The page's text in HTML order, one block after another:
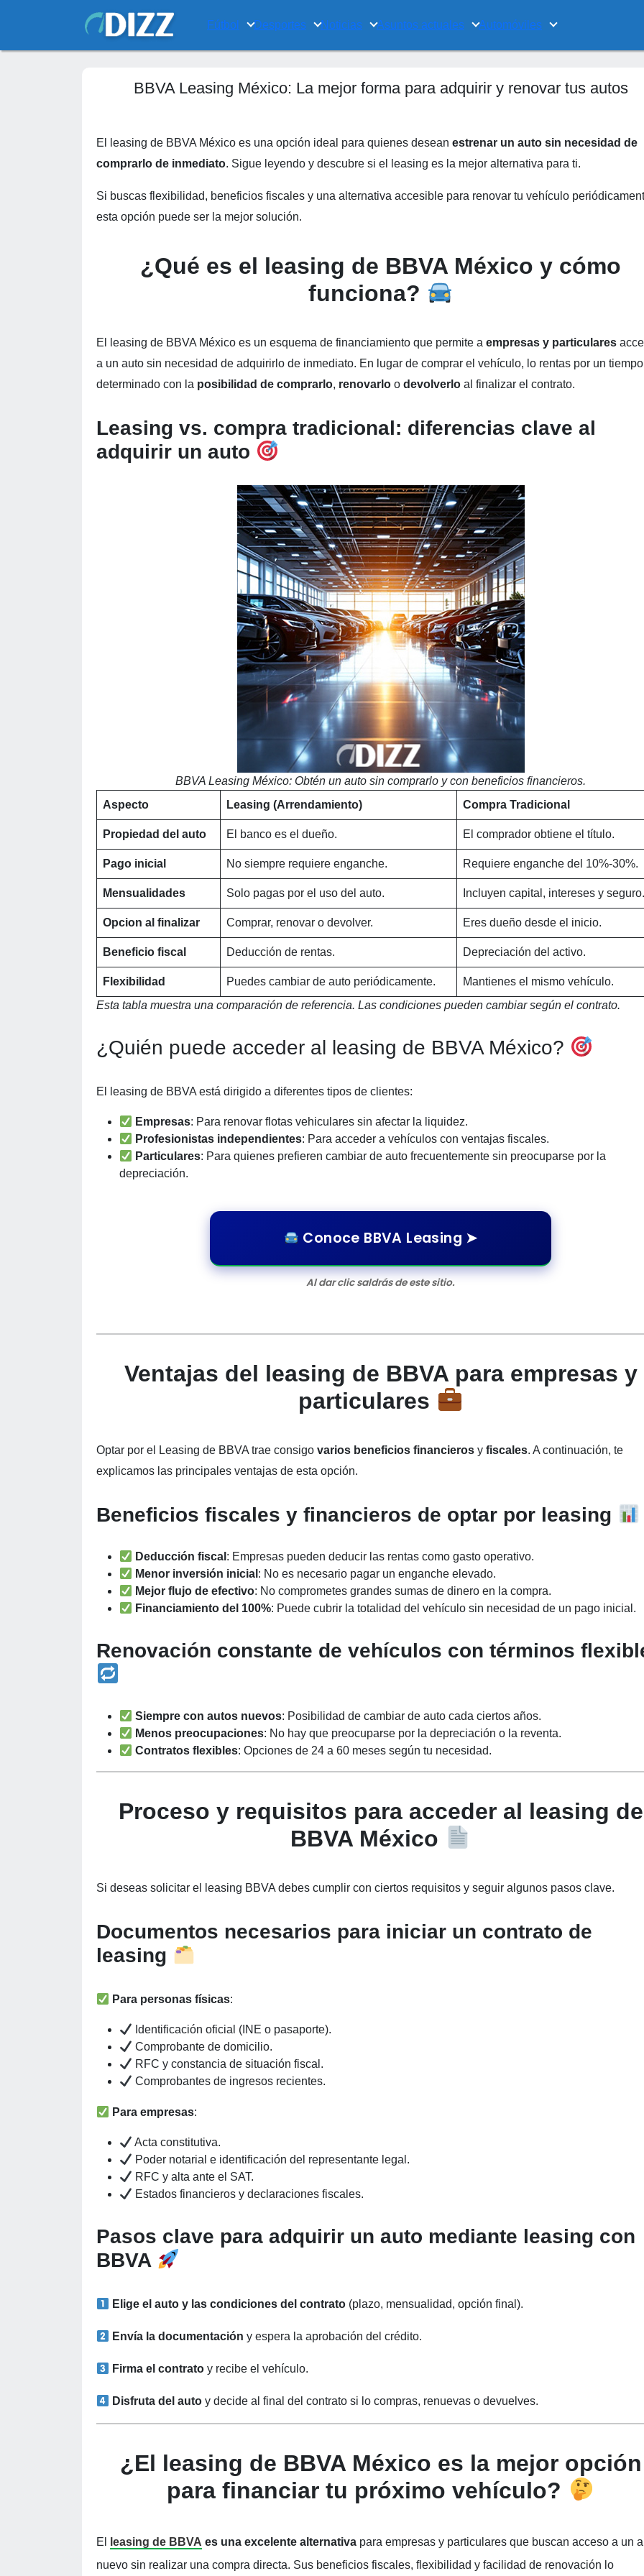
Fútbol Desportes Noticias Asuntos actuales Automóviles
BBVA Leasing México: La mejor forma para adquirir y renovar tus autos
El leasing de BBVA México es una opción ideal para quienes desean estrenar un auto sin necesidad de
comprarlo de inmediato. Sigue leyendo y descubre si el leasing es la mejor alternativa para ti.
Si buscas flexibilidad, beneficios fiscales y una alternativa accesible para renovar tu vehículo
esta opción puede ser la mejor solución.
¿Qué es el leasing de BBVA México y cómo
funciona?
El leasing de BBVA México es un esquema de financiamiento que permite a empresas y particulares
a un auto sin necesidad de adquirirlo de inmediato. En lugar de comprar el vehículo, lo rentas por un tiempo
determinado con la posibilidad de comprarlo, renovarlo o devolverlo al finalizar el contrato.
Leasing vs. compra tradicional: diferencias clave al
adquirir un auto
BBVA Leasing México: Obtén un auto sin comprarlo y con beneficios financieros.
Aspecto
Leasing (Arrendamiento) Compra Tradicional
Propiedad del auto El banco es el dueño. El comprador obtiene el título.
Pago inicial No siempre requiere enganche. Requiere enganche del 10%-30%.
Mensualidades Solo pagas por el uso del auto. Incluyen capital, intereses y seguro.
Opcion al finalizar Comprar, renovar o devolver. Eres dueño desde el inicio.
Beneficio fiscal Deducción de rentas. Depreciación del activo.
Flexibilidad Puedes cambiar de auto periódicamente.
Mantienes el mismo vehículo.
Esta tabla muestra una comparación de referencia. Las condiciones pueden cambiar según el contrato.
¿Quién puede acceder al leasing de BBVA México?
El leasing de BBVA está dirigido a diferentes tipos de clientes:
Empresas: Para renovar flotas vehiculares sin afectar la liquidez.
Profesionistas independientes: Para acceder a vehículos con ventajas fiscales.
Particulares: Para quienes prefieren cambiar de auto frecuentemente sin preocuparse por la
depreciación.
Conoce BBVA Leasing ➤
Al dar clic saldrás de este sitio.
Ventajas del leasing de BBVA para empresas y
particulares
Optar por el Leasing de BBVA trae consigo varios beneficios financieros y fiscales. A continuación, te
explicamos las principales ventajas de esta opción.
Beneficios fiscales y financieros de optar por leasing
Deducción fiscal : Empresas pueden deducir las rentas como gasto operativo.
Menor inversión inicial : No es necesario pagar un enganche elevado.
Mejor flujo de efectivo: No comprometes grandes sumas de dinero en la compra.
Financiamiento del 100%: Puede cubrir la totalidad del vehículo sin necesidad de un pago inicial.
Renovación constante de vehículos con términos
Siempre con autos nuevos: Posibilidad de cambiar de auto cada ciertos años.
Menos preocupaciones: No hay que preocuparse por la depreciación o la reventa.
Contratos flexibles: Opciones de 24 a 60 meses según tu necesidad.
Proceso y requisitos para acceder al leasing de
BBVA México
Si deseas solicitar el leasing BBVA debes cumplir con ciertos requisitos y seguir algunos pasos clave.
Documentos necesarios para iniciar un contrato de
leasing
Para personas físicas:
Identificación oficial (INE o pasaporte).
Comprobante de domicilio.
RFC y constancia de situación fiscal.
Comprobantes de ingresos recientes.
Para empresas:
Acta constitutiva.
Poder notarial e identificación del representante legal.
RFC y alta ante el SAT.
Estados financieros y declaraciones fiscales.
Pasos clave para adquirir un auto mediante leasing con
BBVA
Elige el auto y las condiciones del contrato (plazo, mensualidad, opción final).
Envía la documentacióny espera la aprobación del crédito.
Firma el contratoy recibe el vehículo.
Disfruta del autoy decide al final del contrato si lo compras, renuevas o devuelves.
¿El leasing de BBVA México es la mejor opción
para financiar tu próximo vehículo?
El leasing de BBVA es una excelente alternativa para empresas y particulares que buscan acceso a un
nuevo sin realizar una compra directa. Sus beneficios fiscales, flexibilidad y facilidad de renovación lo